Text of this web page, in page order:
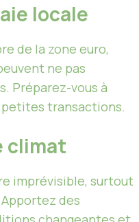
locale
de la zone euro,
ne pas
Préparez-vous à
transactions.
climat
imprévisible, surtout
des